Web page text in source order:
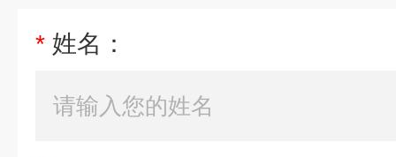
* 姓名：